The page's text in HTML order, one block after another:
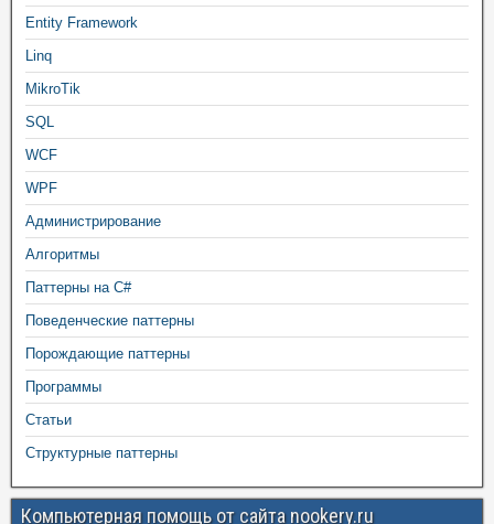
Entity Framework
Linq
MikroTik
SQL
WCF
WPF
Администрирование
Алгоритмы
Паттерны на C#
Поведенческие паттерны
Порождающие паттерны
Программы
Статьи
Структурные паттерны
Компьютерная помощь от сайта nookery.ru